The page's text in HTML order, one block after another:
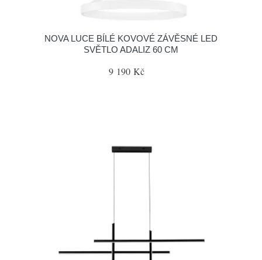
NOVA LUCE BÍLÉ KOVOVÉ ZÁVĚSNÉ LED
SVĚTLO ADALIZ 60 CM
9 190 Kč